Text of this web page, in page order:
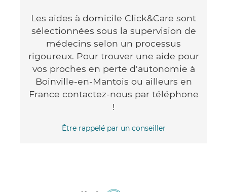
Les aides à domicile Click&Care sont
sélectionnées sous la supervision de
médecins selon un processus
rigoureux. Pour trouver une aide pour
vos proches en perte d'autonomie à
Boinville-en-Mantois ou ailleurs en
France contactez-nous par téléphone
!
Être rappelé par un conseiller